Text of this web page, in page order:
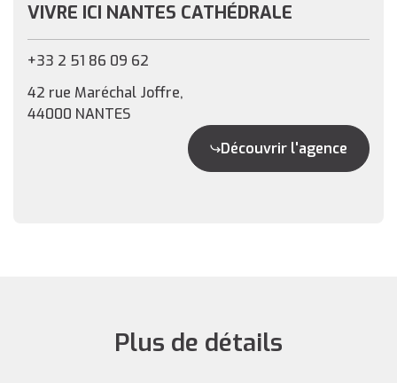
VIVRE ICI NANTES CATHÉDRALE
+33 2 51 86 09 62
42 rue Maréchal Joffre,
44000 NANTES
Découvrir l'agence
Plus de détails